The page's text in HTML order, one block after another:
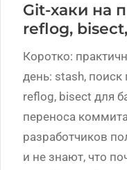
Git-хаки на
reflog,
Коротко:
день: stash,
reflog, bisect для
переноса
разработчиков
и не знают, что